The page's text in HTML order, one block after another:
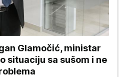
Glamočić, ministar
situaciju sa sušom i ne